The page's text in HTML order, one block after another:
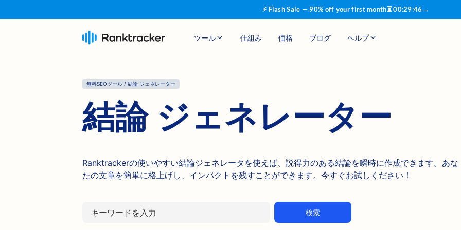
⚡ Flash Sale — 90% off your first month⏳00:29:45 →
ツール 仕組み 価格 ブログ ヘルプ
無料SEOツール / 結論 ジェネレーター
結論 ジェネレーター
Ranktrackerの使いやすい結論ジェネレータを使えば、説得力のある結論を瞬時に作成できます。あな
たの文章を簡単に格上げし、インパクトを残すことができます。今すぐお試しください！
検索